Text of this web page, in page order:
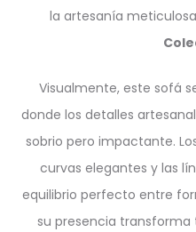
la artesanía
Visualmente, este sofá
donde los detalles
sobrio pero impactante.
curvas elegantes y las
equilibrio perfecto entre
su presencia transforma